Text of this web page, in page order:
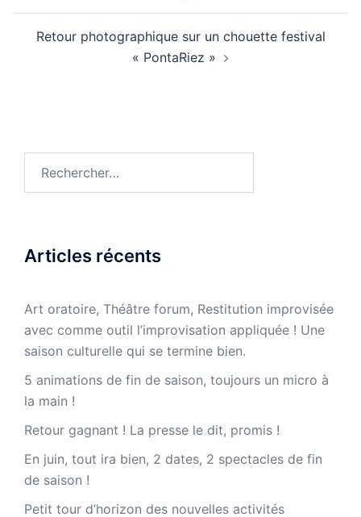
Retour photographique sur un chouette festival
« PontaRiez »
Articles récents
Art oratoire, Théâtre forum, Restitution improvisée
avec comme outil l’improvisation appliquée ! Une
saison culturelle qui se termine bien.
5 animations de fin de saison, toujours un micro à
la main !
Retour gagnant ! La presse le dit, promis !
En juin, tout ira bien, 2 dates, 2 spectacles de fin
de saison !
Petit tour d’horizon des nouvelles activités